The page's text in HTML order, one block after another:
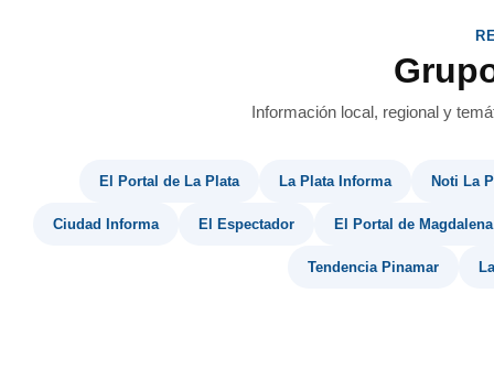
Información local, regional y
El Portal de La Plata La Plata Informa Noti La
Ciudad Informa El Espectador El Portal de Magdalena
Tendencia Pinamar